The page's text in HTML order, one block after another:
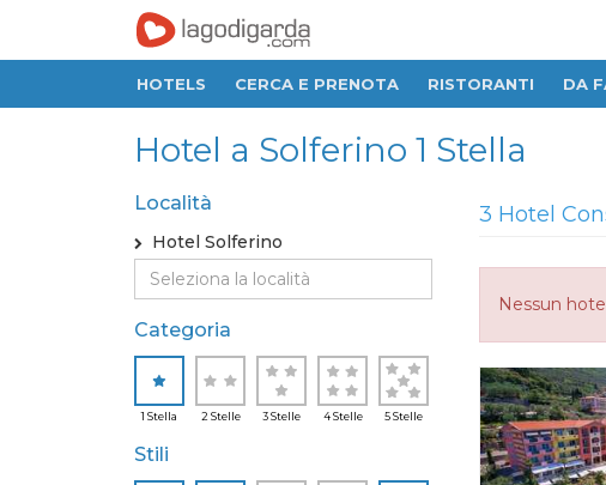
HOTELS CERCA E PRENOTA RISTORANTI DA
Hotel a Solferino 1 Stella
Località
Hotel Solferino
Categoria
1 Stella 2 Stelle 3 Stelle 4 Stelle 5 Stelle
Stili
3 Hotel
Nessun